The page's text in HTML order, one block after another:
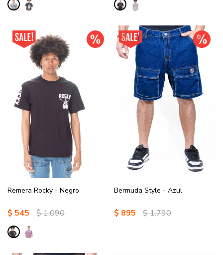
Remera Rocky - Negro
$ 545 $1.090
Bermuda Style - Azul
$ 895 $1.790